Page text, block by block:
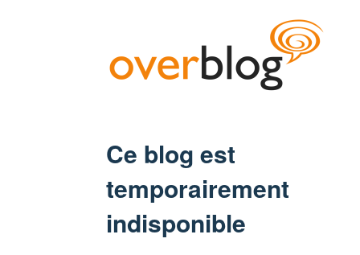
Ce blog est
temporairement
indisponible